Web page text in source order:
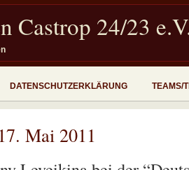
Castrop 24/23
DATENSCHUTZERKLÄRUNG TEAMS/
Mai 2011